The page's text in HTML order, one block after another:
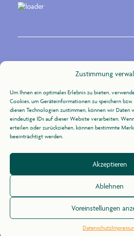
Zustimmung
Um Ihnen ein optimales Erlebnis zu bieten,
Cookies, um Geräteinformationen zu speichern
diesen Technologien zustimmen, können wir Daten
eindeutige IDs auf dieser Website verarbeiten.
erteilen oder zurückziehen, können bestimmte
beeinträchtigt werden.
Akzeptieren
Ablehnen
Voreinstellungen
Datenschutz
Zur Uhlandshöhe 10
70188 Stuttgart
+49 (0)711 / 164 31 -21